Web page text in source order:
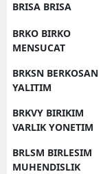
BRISA BRISA
BRKO BIRKO
MENSUCAT
BRKSN BERKOSAN
YALITIM
BRKVY BIRIKIM
VARLIK YONETIM
BRLSM BIRLESIM
MUHENDISLIK